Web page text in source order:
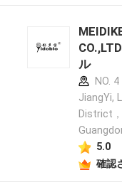
ル
NO.
JiangYi,
District
5.0
確認